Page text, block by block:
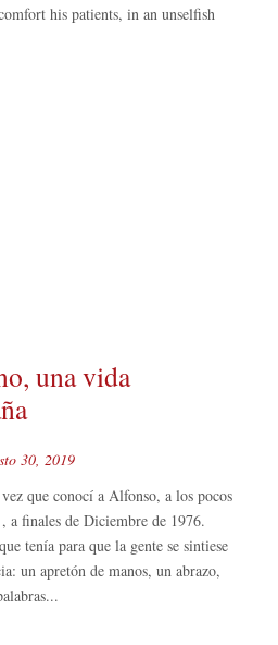
his patients, in an unselfish
una vida
30, 2019
que conocí a Alfonso, a los pocos
a finales de Diciembre de 1976.
tenía para que la gente se sintiese
un apretón de manos, un abrazo,